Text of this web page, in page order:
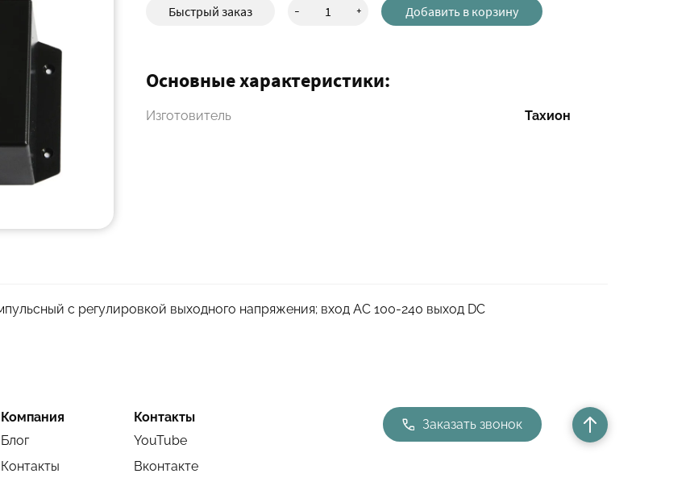
Быстрый заказ - + Добавить в корзину
Основные характеристики:
Изготовитель Тахион
с регулировкой выходного напряжения; вход АС 100-240 выход DC
Компания
Блог
Контакты
Контакты
YouTube
Вконтакте
Заказать звонок